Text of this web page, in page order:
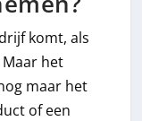
komt, als
het
maar het
of een